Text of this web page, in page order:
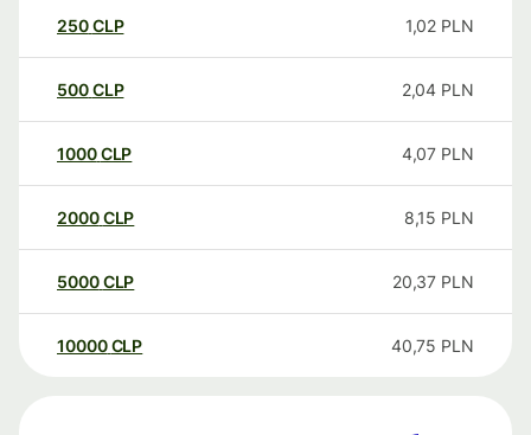
250CLP 1,02 PLN
500CLP 2,04 PLN
1000CLP 4,07 PLN
2000CLP 8,15 PLN
5000CLP 20,37 PLN
10000 CLP 40,75 PLN